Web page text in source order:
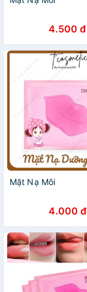
4.500 đ
Mặt Nạ Môi
4.000 đ